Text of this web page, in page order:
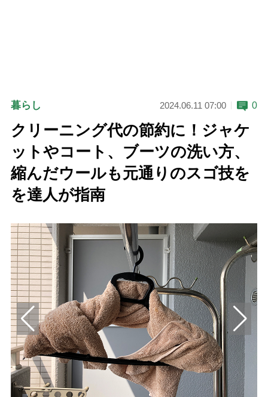
暮らし 2024.06.11 07:00 0
クリーニング代の節約に！ジャケ
ットやコート、ブーツの洗い方、
縮んだウールも元通りのスゴ技を
を達人が指南